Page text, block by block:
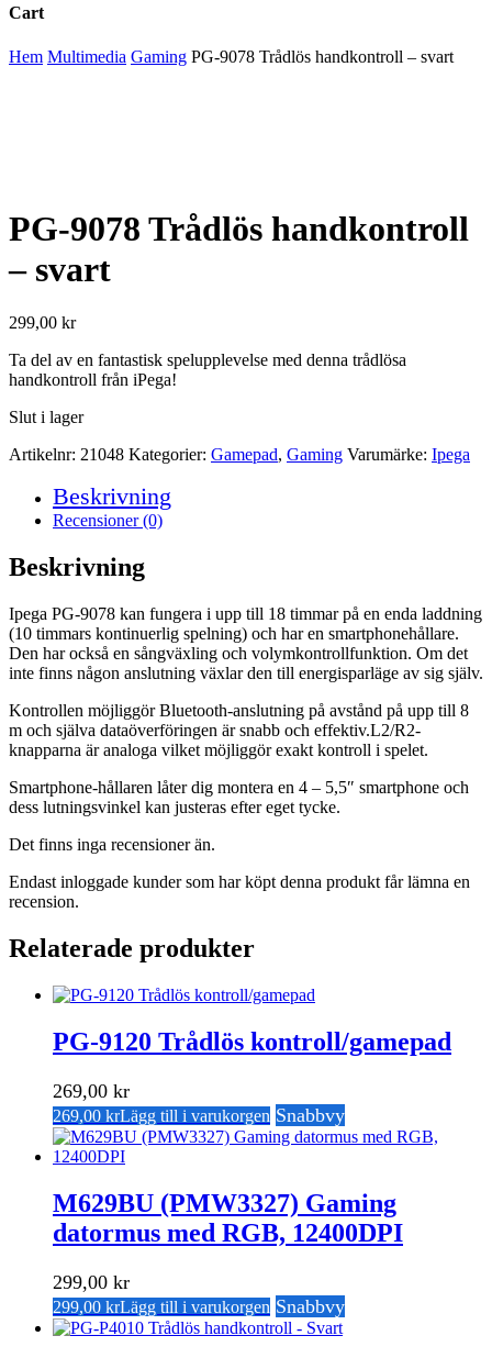
Cart
Close
Hem Multimedia Gaming PG-9078 Trådlös handkontroll – svart
PG-9078 Trådlös handkontroll
– svart
299,00 kr
Ta del av en fantastisk spelupplevelse med denna trådlösa
handkontroll från iPega!
Slut i lager
Artikelnr: 21048 Kategorier: Gamepad, Gaming Varumärke: Ipega
Beskrivning
Recensioner (0)
Beskrivning
Ipega PG-9078 kan fungera i upp till 18 timmar på en enda laddning
(10 timmars kontinuerlig spelning) och har en smartphonehållare.
Den har också en sångväxling och volymkontrollfunktion. Om det
inte finns någon anslutning växlar den till energisparläge av sig själv.
Kontrollen möjliggör Bluetooth-anslutning på avstånd på upp till 8
m och själva dataöverföringen är snabb och effektiv.L2/R2-
knapparna är analoga vilket möjliggör exakt kontroll i spelet.
Smartphone-hållaren låter dig montera en 4 – 5,5″ smartphone och
dess lutningsvinkel kan justeras efter eget tycke.
Det finns inga recensioner än.
Endast inloggade kunder som har köpt denna produkt får lämna en
recension.
Relaterade produkter
PG-9120 Trådlös kontroll/gamepad
269,00 kr
269,00 krLägg till i varukorgen Snabbvy
M629BU (PMW3327) Gaming
datormus med RGB, 12400DPI
299,00 kr
299,00 krLägg till i varukorgen Snabbvy